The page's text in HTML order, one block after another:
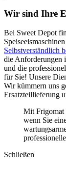
Wir sind Ihre
Bei Sweet Depot
Selbstverständlich
die Anforderungen
und die
für Sie! Unsere
Wir kümmern uns
Ersatzteillieferung
Mit Frigomat
wenn Sie
Schließen